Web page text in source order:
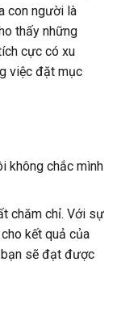
con người là
thấy những
cực có xu
việc đặt mục
không chắc mình
chăm chỉ. Với sự
kết quả của
sẽ đạt được